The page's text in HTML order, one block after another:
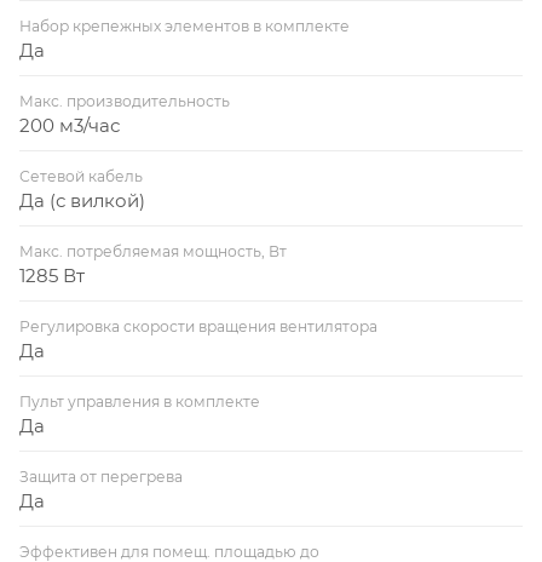
Набор крепежных элементов в комплекте
Да
Макс. производительность
200 м3/час
Сетевой кабель
Да (с вилкой)
Макс. потребляемая мощность, Вт
1285 Вт
Регулировка скорости вращения вентилятора
Да
Пульт управления в комплекте
Да
Защита от перегрева
Да
Эффективен для помещ. площадью до